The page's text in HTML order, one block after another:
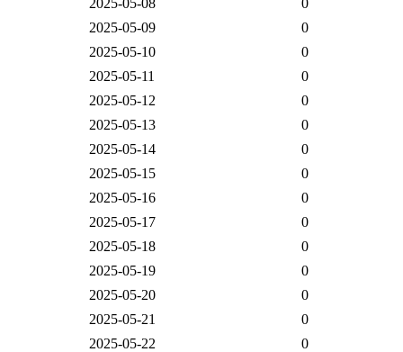
2025-05-09
0
2025-05-10
0
2025-05-11
0
2025-05-12
0
2025-05-13
0
2025-05-14
0
2025-05-15
0
2025-05-16
0
2025-05-17
0
2025-05-18
0
2025-05-19
0
2025-05-20
0
2025-05-21
0
2025-05-22
0